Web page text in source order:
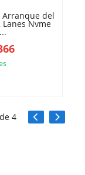
Arranque del
Lanes Nvme
de4